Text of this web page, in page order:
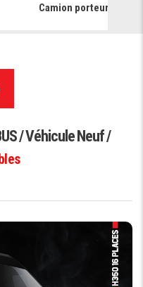
Camion porteur
/ Véhicule Neuf /